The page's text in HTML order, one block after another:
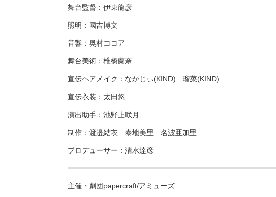
舞台監督：伊東龍彦
照明：國吉博文
音響：奥村ココア
舞台美術：椎橋蘭奈
宣伝ヘアメイク：なかじぃ(KIND) 瑠菜(KIND)
宣伝衣装：太田悠
演出助手：池野上咲月
制作：渡邉結衣 泰地美里 名波亜加里
プロデューサー：清水達彦
主催・劇団papercraft/アミューズ